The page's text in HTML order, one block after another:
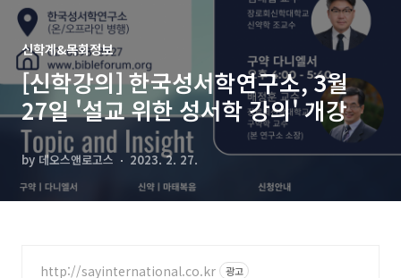
신학계&목회정보
[신학강의] 한국성서학연구소, 3월
27일 '설교 위한 성서학 강의' 개강
by 데오스앤로고스 2023. 2. 27.
http://sayinternational.co.kr 광고